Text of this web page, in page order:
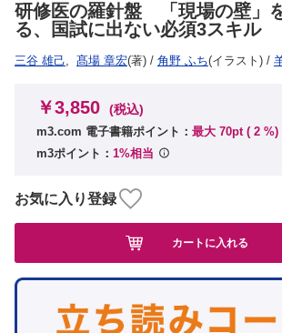
研修医の羅針盤 「現場の壁」
る、国試に出ない必須3スキル
三谷 雄己, 髙場 章宏(著) / 角野 ふち(イラスト) /
￥3,850 (税込)
m3.com 電子書籍ポイント： 最大 70pt ( 2 %)
m3ポイント： 1%相当
お気に入り登録
カートに入れる